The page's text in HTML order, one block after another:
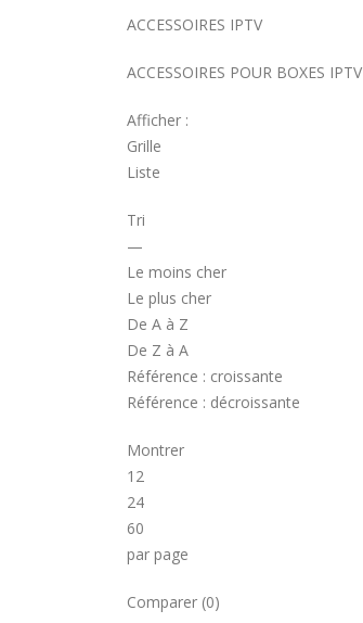
ACCESSOIRES IPTV
ACCESSOIRES POUR BOXES IPTV
Afficher :
Grille
Liste
Tri
—
Le moins cher
Le plus cher
De A à Z
De Z à A
Référence : croissante
Référence : décroissante
Montrer
12
24
60
par page
Comparer (0)